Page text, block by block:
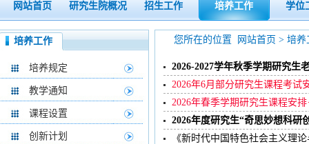
网站首页 研究生院概况 招生工作 培养工作 学位
培养工作
培养规定
教学通知
课程设置
创新计划
2026-2027学年秋季学期研究生
2026年6月部分研究生课程考试
2026年春季学期研究生课程安
2026年度研究生“奇思妙想科研
《新时代中国特色社会主义理
您所在的位置 网站首页 > 培养